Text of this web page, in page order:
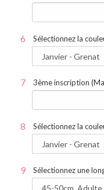
Sélectionnez la
3ème inscription
Sélectionnez la
Sélectionnez une